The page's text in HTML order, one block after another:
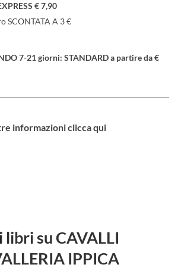
€ 7,90
SCONTATA A 3 €
7-21 giorni: STANDARD a partire da €
informazioni clicca qui
su CAVALLI
IPPICA